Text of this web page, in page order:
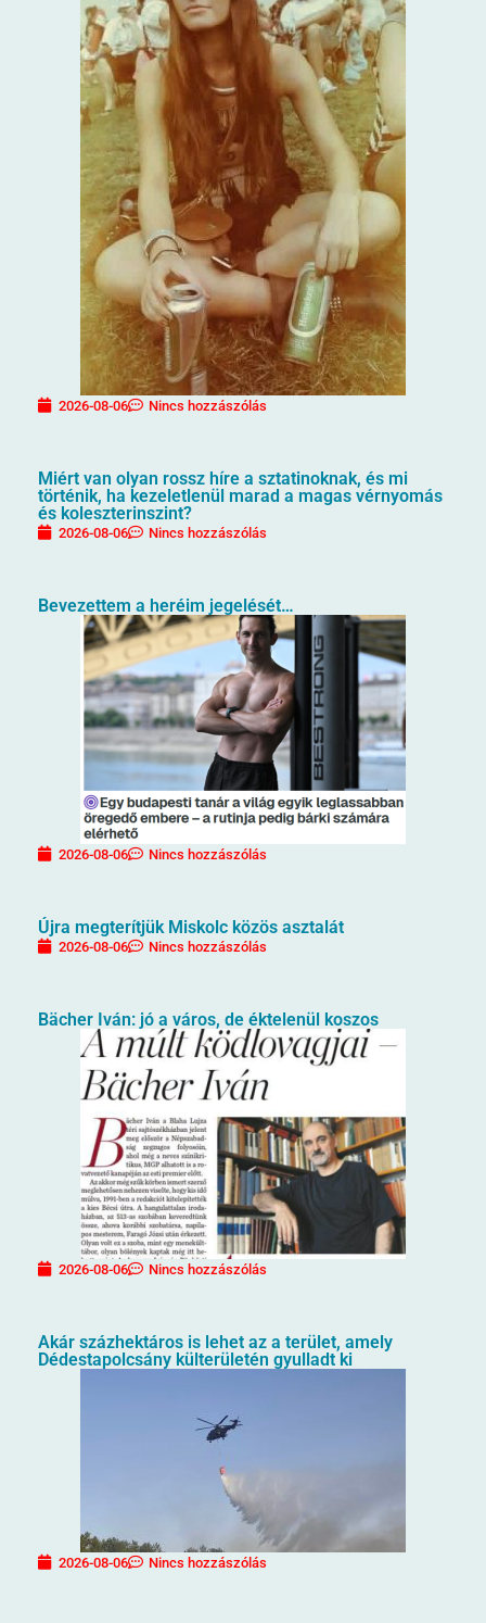
2026-08-06 Nincs hozzászólás
Miért van olyan rossz híre a sztatinoknak, és mi
történik, ha kezeletlenül marad a magas vérnyomás
és koleszterinszint?
2026-08-06 Nincs hozzászólás
Bevezettem a heréim jegelését…
2026-08-06 Nincs hozzászólás
Újra megterítjük Miskolc közös asztalát
2026-08-06 Nincs hozzászólás
Bächer Iván: jó a város, de éktelenül koszos
2026-08-06 Nincs hozzászólás
Akár százhektáros is lehet az a terület, amely
Dédestapolcsány külterületén gyulladt ki
2026-08-06 Nincs hozzászólás